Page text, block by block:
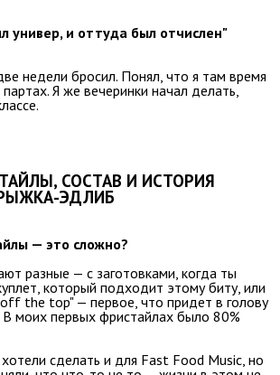
универ, и оттуда был отчислен"
недели бросил. Понял, что я там время
Я же вечеринки начал делать,
СОСТАВ И ИСТОРИЯ
ЭДЛИБ
— это сложно?
разные — с заготовками, когда ты
который подходит этому биту, или
the top" — первое, что придет в голову
моих первых фристайлах было 80%
сделать и для Fast Food Music, но